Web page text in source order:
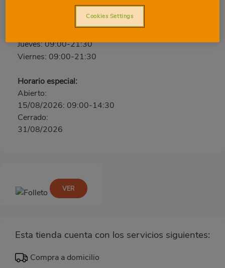
Lunes: 09:00-21:30
Martes: 09:00-21:30
Miércoles: 09:00-21:30
Jueves: 09:00-21:30
Viernes: 09:00-21:30
Horario especial:
Abierto:
15/08/2026: 09:00-14:30
Cerrado:
31/08/2026
Esta tienda cuenta con los servicios siguientes:
Compra a domicilio
VER
Cookies Settings